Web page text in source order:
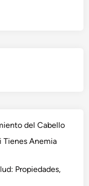
del Cabello
Tienes Anemia
Propiedades,